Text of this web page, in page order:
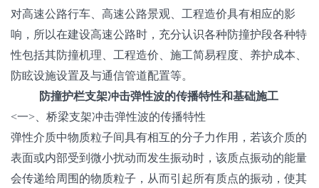
对高速公路行车、高速公路景观、工程造价具有相应的影
响，所以在建设高速公路时，充分认识各种防撞护段各种特
性包括其防撞机理、工程造价、施工简易程度、养护成本、
防眩设施设置及与通信管道配置等。
防撞护栏支架冲击弹性波的传播特性和基础施工
<一>、桥梁支架冲击弹性波的传播特性
弹性介质中物质粒子间具有相互的分子力作用，若该介质的
表面或内部受到微小扰动而发生振动时，该质点振动的能量
会传递给周围的物质粒子，从而引起所有质点的振动，使其